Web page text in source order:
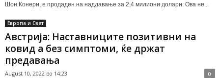
Шон Конери, е продаден на наддавање за 2,4 милиони долари. Ова не...
Европа и Свет
Aвстрија: Наставниците позитивни на
ковид а без симптоми, ќе држат
предавања
August 10, 2022 во 14:23 0